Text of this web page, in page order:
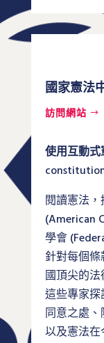
國家憲法
訪問網站
使用互動式
閱讀憲法
(American
學會
針對每個
國頂尖的
這些專家
同意之處
以及憲法在